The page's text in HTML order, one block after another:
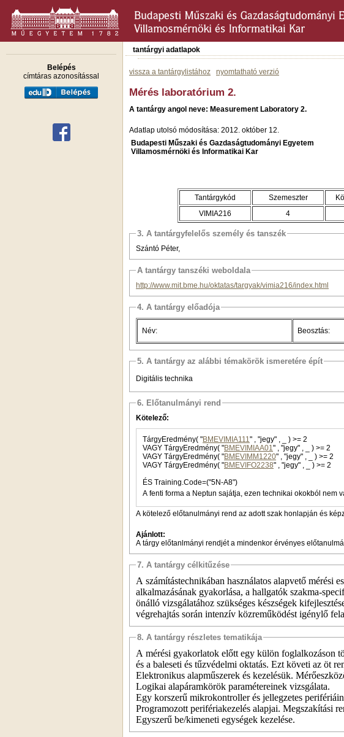
Belépés
címtáras azonosítással
tantárgyi adatlapok
vissza a tantárgylistához nyomtatható verzió
Mérés laboratórium 2.
A tantárgy angol neve: Measurement Laboratory 2.
Adatlap utolsó módosítása: 2012. október 12.
Budapesti Műszaki és Gazdaságtudományi Egyetem
Villamosmérnöki és Informatikai Kar
Tantárgykód Szemeszter
VIMIA216
4
3. A tantárgyfelelős személy és tanszék
Szántó Péter,
A tantárgy tanszéki weboldala
http://www.mit.bme.hu/oktatas/targyak/vimia216/index.html
4. A tantárgy előadója
Név: Beosztás:
5. A tantárgy az alábbi témakörök ismeretére épít
Digitális technika
6. Előtanulmányi rend
Kötelező:
TárgyEredmény( "BMEVIMIA111
" , "jegy" , _ ) >= 2
VAGY TárgyEredmény( "BMEVIMIAA01
" , "jegy" , _ ) >= 2
VAGY TárgyEredmény( "BMEVIMM1220
" , "jegy" , _ ) >= 2
VAGY TárgyEredmény( "BMEVIFO2238
" , "jegy" , _ ) >= 2
ÉS Training.Code=("5N-A8")
A fenti forma a Neptun sajátja, ezen technikai okokból nem
A kötelező előtanulmányi rend az adott szak honlapján és
Ajánlott:
A tárgy előtanlmányi rendjét a mindenkor érvényes
7. A tantárgy célkitűzése
A számítástechnikában használatos alapvető mérési
alkalmazásának gyakorlása, a hallgatók szakma-
önálló vizsgálatához szükséges készségek
végrehajtás során intenzív közreműködést igénylő
8. A tantárgy részletes tematikája
A mérési gyakorlatok előtt egy külön foglalkozáson
és a baleseti és tűzvédelmi oktatás. Ezt követi az öt
Elektronikus alapműszerek és kezelésük.
Logikai alapáramkörök paramétereinek vizsgálata.
Egy korszerű mikrokontroller és jellegzetes
Programozott perifériakezelés alapjai. Megszakítási
Egyszerű be/kimeneti egységek kezelése.